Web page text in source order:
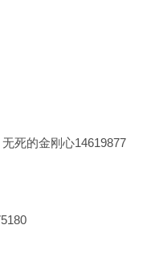
死的金刚心14619877